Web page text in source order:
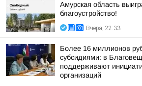
Амурская область
благоустройство!
Вчера, 22:33
Более 16 миллионов
субсидиями: в
поддерживают
организаций